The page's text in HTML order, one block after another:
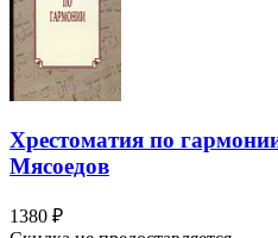
Хрестоматия по
Мясоедов
1380 ₽